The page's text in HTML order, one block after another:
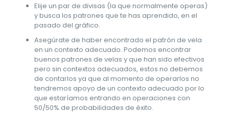
Elije un par de divisas (la que normalmente operas)
y busca los patrones que te has aprendido, en el
pasado del gráfico.
Asegúrate de haber encontrado el patrón de vela
en un contexto adecuado. Podemos encontrar
buenos patrones de velas y que han sido efectivos
pero sin contextos adecuados, estos no debemos
de contarlos ya que al momento de operarlos no
tendremos apoyo de un contexto adecuado por lo
que estaríamos entrando en operaciones con
50/50% de probabilidades de éxito.